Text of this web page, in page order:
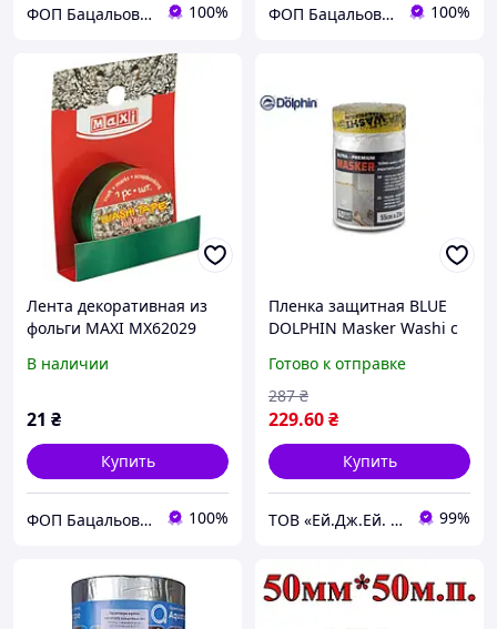
ФОП Бацальова Тетяна Юріївна 100% ФОП Бацальова Тетяна Юріївна 100%
Лента декоративная из
фольги MAXI MX62029
/MX62029/
В наличии
21 ₴
Купить
ФОП Бацальова Тетяна Юріївна 100%
Пленка защитная BLUE
DOLPHIN Masker Washi с
влагостойкая (55cm* 23m)
12шт/уп
Готово к отправке
229.60₴
287 ₴
Купить
ТОВ «Ей.Дж.Ей. Трейдінг Україна» 99%